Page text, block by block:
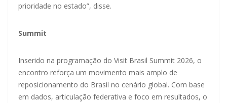
prioridade no estado”, disse.
Summit
Inserido na programação do Visit Brasil Summit 2026, o
encontro reforça um movimento mais amplo de
reposicionamento do Brasil no cenário global. Com base
em dados, articulação federativa e foco em resultados, o